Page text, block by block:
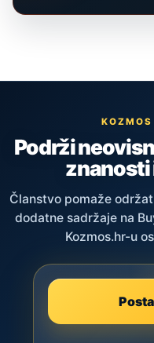
Podrži
znanosti
Članstvo pomaže
dodatne sadržaje na
Kozmos.hr-u